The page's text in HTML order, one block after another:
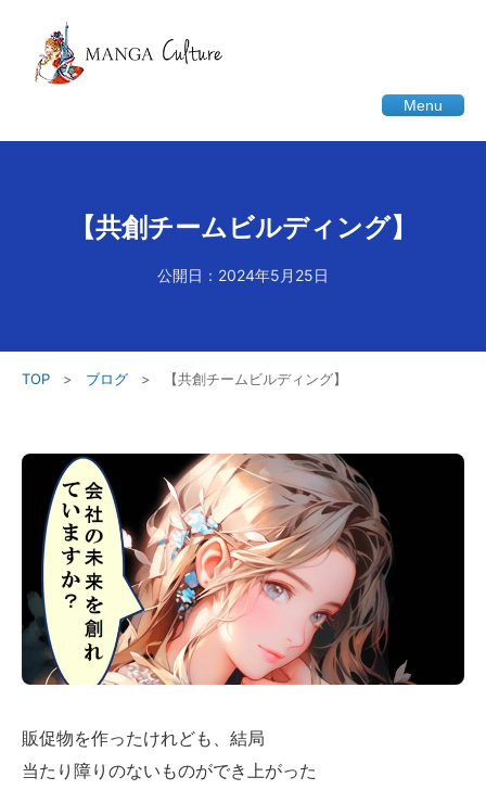
Menu
【共創チームビルディング】
公開日：2024年5月25日
TOP > ブログ > 【共創チームビルディング】
販促物を作ったけれども、結局
当たり障りのないものができ上がった